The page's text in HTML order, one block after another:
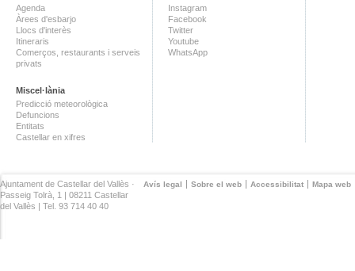
Agenda
Àrees d'esbarjo
Llocs d'interès
Itineraris
Comerços, restaurants i serveis
privats
Miscel·lània
Predicció meteorològica
Defuncions
Entitats
Castellar en xifres
Instagram
Facebook
Twitter
Youtube
WhatsApp
Avís legal Sobre el web Accessibilitat Mapa web
Ajuntament de Castellar del Vallès ·
Passeig Tolrà, 1 | 08211 Castellar
del Vallès | Tel. 93 714 40 40